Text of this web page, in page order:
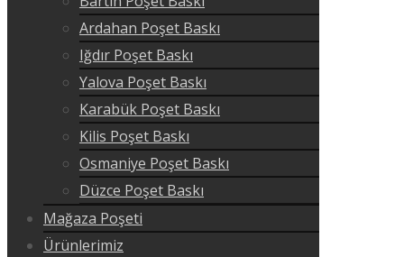
Ardahan Poşet Baskı
Iğdır Poşet Baskı
Yalova Poşet Baskı
Karabük Poşet Baskı
Kilis Poşet Baskı
Osmaniye Poşet Baskı
Düzce Poşet Baskı
Mağaza Poşeti
Ürünlerimiz